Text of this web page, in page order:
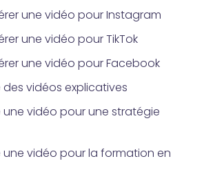
une vidéo pour Instagram
une vidéo pour TikTok
une vidéo pour Facebook
vidéos explicatives
vidéo pour une stratégie
vidéo pour la formation en